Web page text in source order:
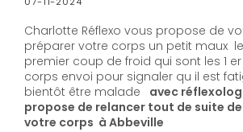
Charlotte Réflexo vous propose de
préparer votre corps un petit maux
premier coup de froid qui sont les 1
corps envoi pour signaler qu il est
bientôt être malade
avec
propose de relancer tout de suite
votre corps à Abbeville